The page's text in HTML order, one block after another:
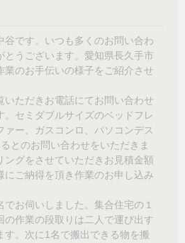
谷です。いつも多くのお問い合わ
とうございます。愛知県長久手市
業のお手伝いの様子をご紹介させ
いただきお電話にてお問い合わせ
。セミダブルサイズのベッドフレ
ァー、ガスコンロ、パソコンデス
とのお問い合わせをいただきま
ングをさせていただきお見積金額
にご納得を頂き作業のお申し込み
お伺いしました。集合住宅の１
の作業の段取りは二人で運び出す
す。次に1名で搬出できる物を搬